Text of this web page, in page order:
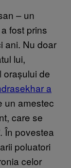
– un
fost prins
ani. Nu doar
lui,
orașului de
a
un amestec
care se
În povestea
poluatori
celor